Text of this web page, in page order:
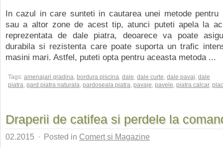
In cazul in care sunteti in cautarea unei metode pentru
sau a altor zone de acest tip, atunci puteti apela la
reprezentata de dale piatra, deoarece va poate
durabila si rezistenta care poate suporta un trafic
masini mari. Astfel, puteti opta pentru aceasta metoda ...
Tags: amenajari gradina, bordura piscina, dale, dale curte, dale pavaj, dale
piatra, gard piatra naturala, pardoseala piatra, pavaje, pavele, piatra calcar,
Draperii de catifea si perdele la
02.2015 · Posted in Comert si Magazine